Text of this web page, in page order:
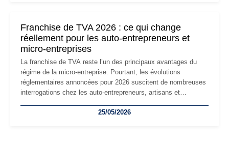
Franchise de TVA 2026 : ce qui change
réellement pour les auto-entrepreneurs et
micro-entreprises
La franchise de TVA reste l’un des principaux avantages du
régime de la micro-entreprise. Pourtant, les évolutions
réglementaires annoncées pour 2026 suscitent de nombreuses
interrogations chez les auto-entrepreneurs, artisans et
facturation ou risque de bascule vers la TVA : les règles
25/05/2026